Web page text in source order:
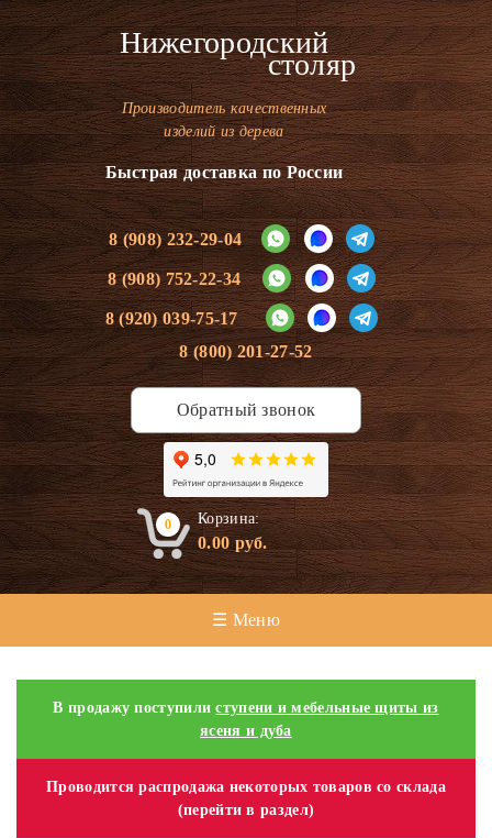
Нижегородский
столяр
Производитель качественных
изделий из дерева
Быстрая доставка по России
8 (908) 232-29-04
8 (908) 752-22-34
8 (920) 039-75-17
8 (800) 201-27-52
Обратный звонок
0 Корзина:
0.00руб.
☰ Меню
В продажу поступилиступени и мебельные щиты из
ясеня и дуба
Проводится распродажа некоторых товаров со склада
(перейти в раздел)